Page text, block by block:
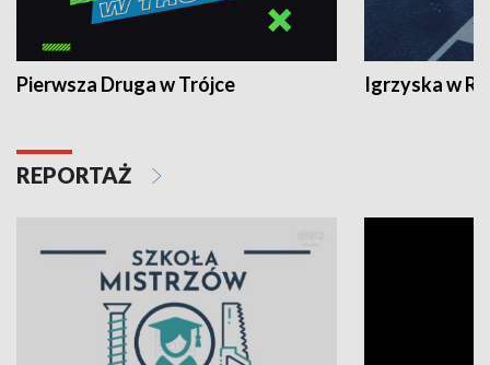
Pierwsza Druga w Trójce Igrzyska w
REPORTAŻ